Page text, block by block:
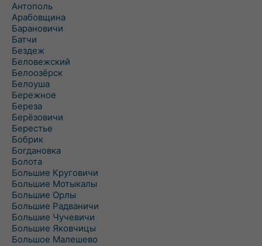
Антополь
Арабовщина
Барановичи
Батчи
Бездеж
Беловежский
Белоозёрск
Белоуша
Бережное
Береза
Берёзовичи
Берестье
Бобрик
Богдановка
Болота
Большие Круговичи
Большие Мотыкалы
Большие Орлы
Большие Радваничи
Большие Чучевичи
Большие Яковчицы
Большое Малешево